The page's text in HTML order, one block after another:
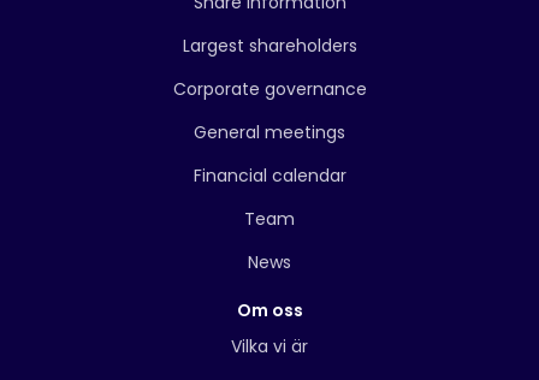
Largest shareholders
Corporate governance
General meetings
Financial calendar
Team
News
Om oss
Vilka vi är